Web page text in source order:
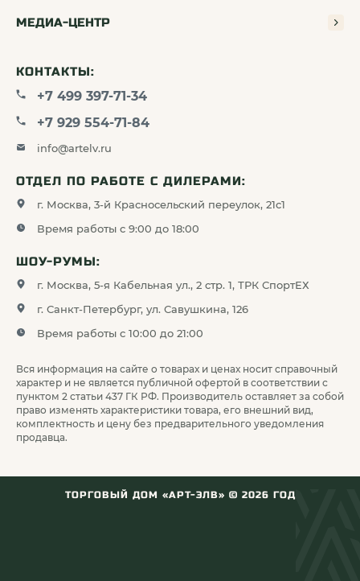
Чем выше световой поток, тем дальше
Модели с высокой мощностью незаменимы
Регулируемая яркость обеспечивает
универсальность: вы можете использовать
или переключиться на умеренный свет для
батареи.
ИЗМЕНЯЕМАЯ ФОРМА ЛУЧА
Многие тактические и кемпинговые фонари
потока. Корректируемый выходной угол позволяет
найти баланс между шириной подсвечиваемой
МЕДИА-ЦЕНТР
КОНТАКТЫ:
+7 499 397-71-34
+7 929 554-71-84
info@artelv.ru
ОТДЕЛ ПО РАБОТЕ С ДИЛЕРАМИ:
г. Москва, 3-й Красносельский переулок, 21с1
Время работы с 9:00 до 18:00
ШОУ-РУМЫ:
г. Москва, 5-я Кабельная ул., 2 стр. 1, ТРК СпортЕХ
г. Санкт-Петербург, ул. Савушкина, 126
Время работы с 10:00 до 21:00
Вся информация на сайте о товарах и ценах носит справочный
характер и не является публичной офертой в соответствии с
пунктом 2 статьи 437 ГК РФ. Производитель оставляет за собой
право изменять характеристики товара, его внешний вид,
комплектность и цену без предварительного уведомления
продавца.
ТОРГОВЫЙ ДОМ «АРТ-ЭЛВ» © 2026 ГОД